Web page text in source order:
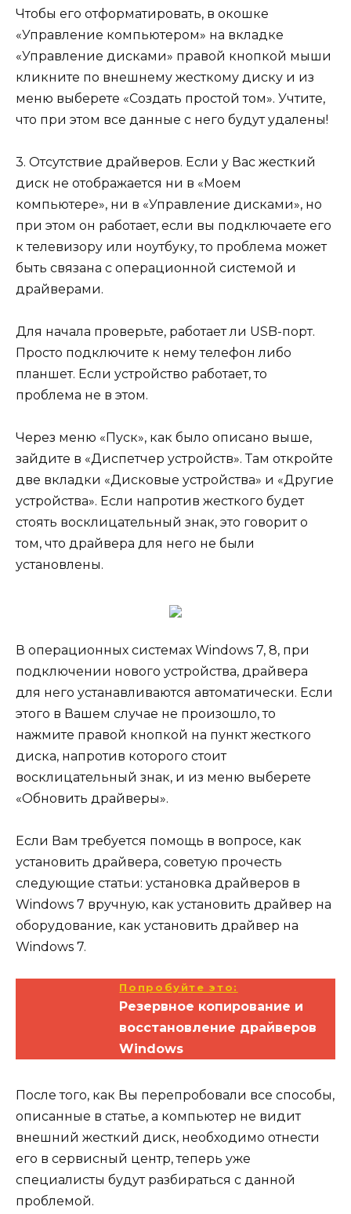
Чтобы его отформатировать, в окошке
«Управление компьютером» на вкладке
«Управление дисками» правой кнопкой мыши
кликните по внешнему жесткому диску и из
меню выберете «Создать простой том». Учтите,
что при этом все данные с него будут удалены!
3. Отсутствие драйверов. Если у Вас жесткий
диск не отображается ни в «Моем
компьютере», ни в «Управление дисками», но
при этом он работает, если вы подключаете его
к телевизору или ноутбуку, то проблема может
быть связана с операционной системой и
драйверами.
Для начала проверьте, работает ли USB-порт.
Просто подключите к нему телефон либо
планшет. Если устройство работает, то
проблема не в этом.
Через меню «Пуск», как было описано выше,
зайдите в «Диспетчер устройств». Там откройте
две вкладки «Дисковые устройства» и «Другие
устройства». Если напротив жесткого будет
стоять восклицательный знак, это говорит о
том, что драйвера для него не были
установлены.
В операционных системах Windows 7, 8, при
подключении нового устройства, драйвера
для него устанавливаются автоматически. Если
этого в Вашем случае не произошло, то
нажмите правой кнопкой на пункт жесткого
диска, напротив которого стоит
восклицательный знак, и из меню выберете
«Обновить драйверы».
Если Вам требуется помощь в вопросе, как
установить драйвера, советую прочесть
следующие статьи: установка драйверов в
Windows 7 вручную, как установить драйвер на
оборудование, как установить драйвер на
Windows 7.
Попробуйте это:
Резервное копирование и
восстановление драйверов
Windows
После того, как Вы перепробовали все способы,
описанные в статье, а компьютер не видит
внешний жесткий диск, необходимо отнести
его в сервисный центр, теперь уже
специалисты будут разбираться с данной
проблемой.